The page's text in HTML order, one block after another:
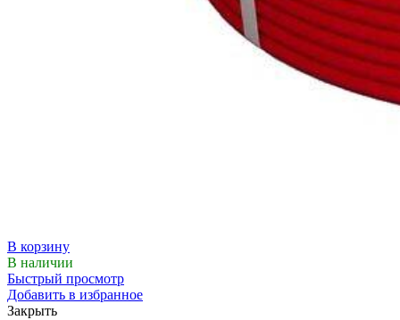
В корзину
В наличии
Быстрый просмотр
Добавить в избранное
Закрыть